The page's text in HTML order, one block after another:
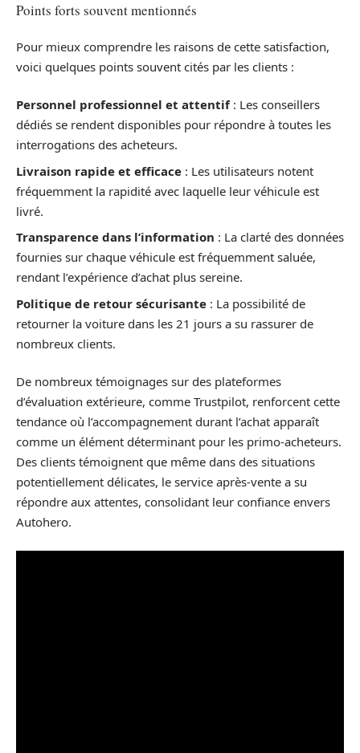
Points forts souvent mentionnés
Pour mieux comprendre les raisons de cette satisfaction,
voici quelques points souvent cités par les clients :
Personnel professionnel et attentif: Les conseillers
dédiés se rendent disponibles pour répondre à toutes les
interrogations des acheteurs.
Livraison rapide et efficace : Les utilisateurs notent
fréquemment la rapidité avec laquelle leur véhicule est
livré.
Transparence dans l’information : La clarté des données
fournies sur chaque véhicule est fréquemment saluée,
rendant l’expérience d’achat plus sereine.
Politique de retour sécurisante : La possibilité de
retourner la voiture dans les 21 jours a su rassurer de
nombreux clients.
De nombreux témoignages sur des plateformes
d’évaluation extérieure, comme Trustpilot, renforcent cette
tendance où l’accompagnement durant l’achat apparaît
comme un élément déterminant pour les primo-acheteurs.
Des clients témoignent que même dans des situations
potentiellement délicates, le service après-vente a su
répondre aux attentes, consolidant leur confiance envers
Autohero.